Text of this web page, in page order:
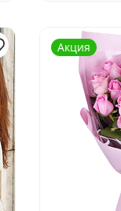
Акция